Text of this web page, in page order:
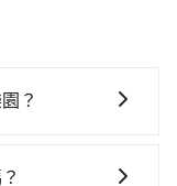
？
，最重要的是你